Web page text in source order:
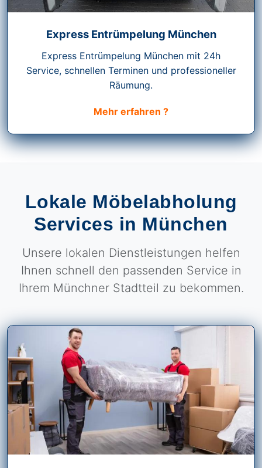
Express Entrümpelung München
Express Entrümpelung München mit 24h
Service, schnellen Terminen und professioneller
Räumung.
Mehr erfahren ?
Lokale Möbelabholung
Services in München
Unsere lokalen Dienstleistungen helfen
Ihnen schnell den passenden Service in
Ihrem Münchner Stadtteil zu bekommen.